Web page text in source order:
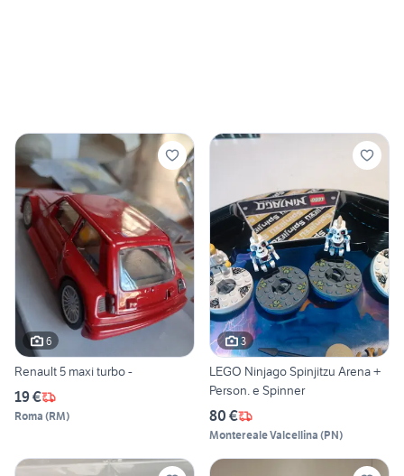
6
Renault 5 maxi turbo -
19 €
Roma (RM)
3
LEGO Ninjago Spinjitzu Arena +
Person. e Spinner
80 €
Montereale Valcellina (PN)